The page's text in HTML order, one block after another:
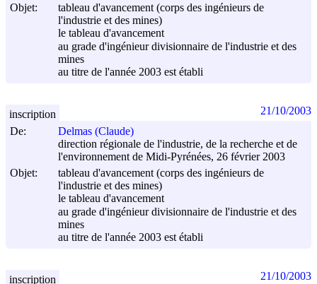
Objet:
tableau d'avancement (corps des ingénieurs de
l'industrie et des mines)
le tableau d'avancement
au grade d'ingénieur divisionnaire de l'industrie et des
mines
au titre de l'année 2003 est établi
De:
Delmas (Claude)
direction régionale de l'industrie, de la recherche et de
l'environnement de Midi-Pyrénées, 26 février 2003
Objet:
tableau d'avancement (corps des ingénieurs de
l'industrie et des mines)
le tableau d'avancement
au grade d'ingénieur divisionnaire de l'industrie et des
mines
au titre de l'année 2003 est établi
inscription 21/10/2003
inscription 21/10/2003